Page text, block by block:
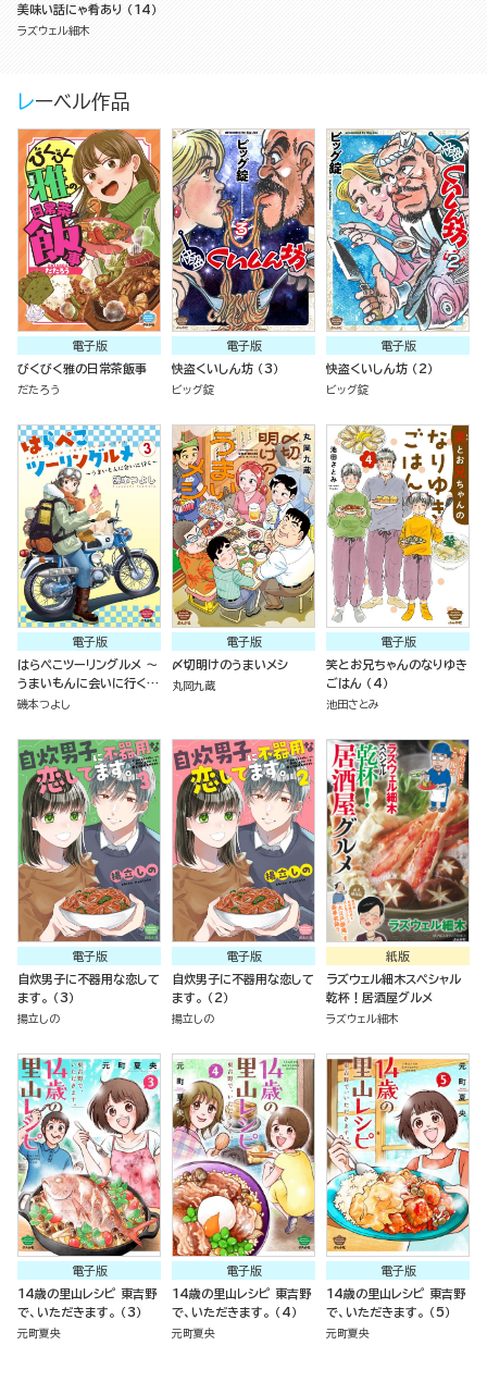
美味い話にゃ肴あり （14）
ラズウェル細木
レーベル作品
電子版
びくびく雅の日常茶飯事
だたろう
電子版
快盗くいしん坊 （3）
ビッグ錠
電子版
快盗くいしん坊 （2）
ビッグ錠
電子版
はらぺこツーリングルメ ～
うまいもんに会いに行く～
（3）
磯本つよし
電子版
〆切明けのうまいメシ
丸岡九蔵
電子版
笑とお兄ちゃんのなりゆき
ごはん （4）
池田さとみ
電子版
自炊男子に不器用な恋して
ます。 （3）
揚立しの
電子版
自炊男子に不器用な恋して
ます。 （2）
揚立しの
紙版
ラズウェル細木スペシャル
乾杯！居酒屋グルメ
ラズウェル細木
電子版
14歳の里山レシピ 東吉野
で、いただきます。 （3）
元町夏央
電子版
14歳の里山レシピ 東吉野
で、いただきます。 （4）
元町夏央
電子版
14歳の里山レシピ 東吉野
で、いただきます。 （5）
元町夏央